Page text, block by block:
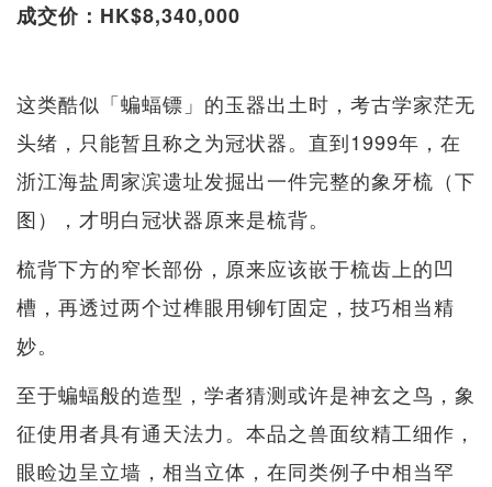
成交价：HK$8,340,000
这类酷似「蝙蝠镖」的玉器出土时，考古学家茫无
头绪，只能暂且称之为冠状器。直到1999年，在
浙江海盐周家滨遗址发掘出一件完整的象牙梳（下
图），才明白冠状器原来是梳背。
梳背下方的窄长部份，原来应该嵌于梳齿上的凹
槽，再透过两个过榫眼用铆钉固定，技巧相当精
妙。
至于蝙蝠般的造型，学者猜测或许是神玄之鸟，象
征使用者具有通天法力。本品之兽面纹精工细作，
眼睑边呈立墙，相当立体，在同类例子中相当罕